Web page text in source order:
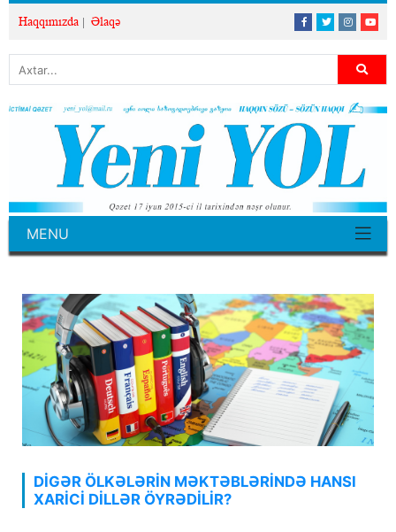
Haqqımızda Əlaqə
MENU
DİGƏR ÖLKƏLƏRİN MƏKTƏBLƏRİNDƏ HANSI
XARİCİ DİLLƏR ÖYRƏDİLİR?